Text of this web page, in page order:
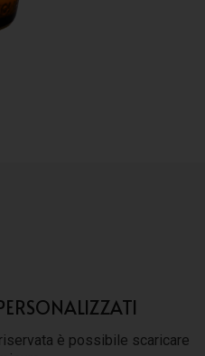
è possibile scaricare